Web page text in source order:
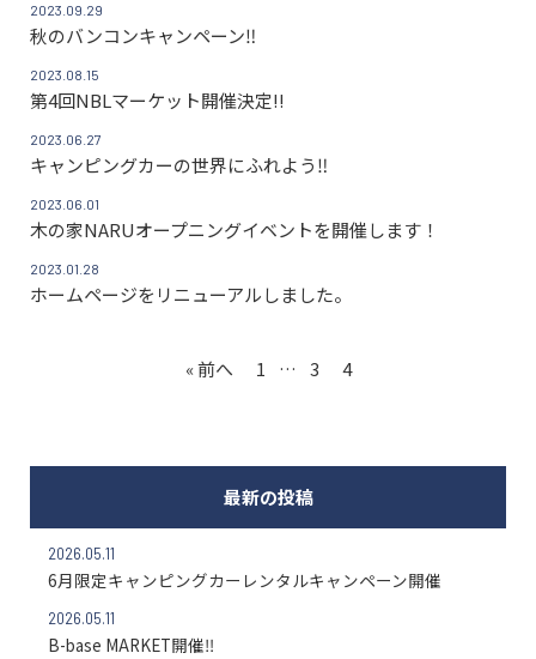
2023.09.29
秋のバンコンキャンペーン‼
2023.08.15
第4回NBLマーケット開催決定!!
2023.06.27
キャンピングカーの世界にふれよう‼
2023.06.01
木の家NARUオープニングイベントを開催します！
2023.01.28
ホームページをリニューアルしました。
« 前へ 1 … 3 4
最新の投稿
2026.05.11
6月限定キャンピングカーレンタルキャンペーン開催
2026.05.11
B-base MARKET開催‼